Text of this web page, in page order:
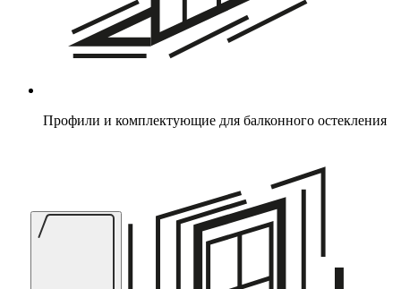
Профили и комплектующие для балконного остекления